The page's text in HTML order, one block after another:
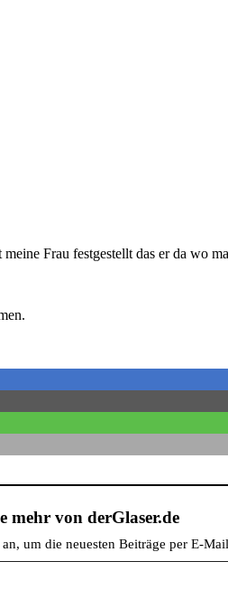
Frau festgestellt das er da wo
mehr von derGlaser.de
an, um die neuesten Beiträge per E-